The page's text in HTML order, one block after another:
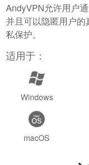
AndyVPN允许用户
并且可以隐匿用户
私保护。
适用于：
Windows
macOS